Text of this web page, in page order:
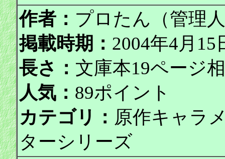
作者： プロたん（管理
掲載時期： 2004年4月
長さ： 文庫本19ページ
人気： 89ポイント
カテゴリ： 原作キャラ
ターシリーズ